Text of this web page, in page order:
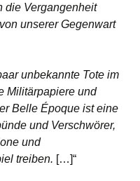
die Vergangenheit
unserer Gegenwart
unbekannte Tote im
Militärpapiere und
Belle Époque ist eine
und Verschwörer,
und
treiben. […]“